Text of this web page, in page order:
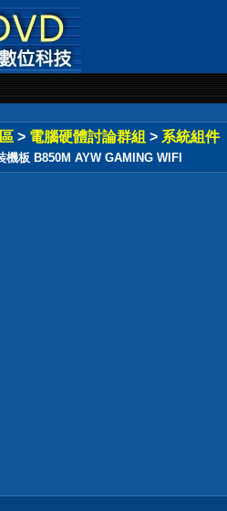
> 電腦硬體討論群組 > 系統組件
板 B850M AYW GAMING WIFI